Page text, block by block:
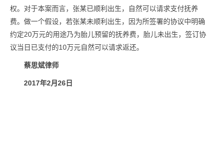
权。对于本案而言，张某已顺利出生，自然可以请求支付抚养
费。做一个假设，若张某未顺利出生，因为所签署的协议中明确
约定20万元的用途乃为胎儿预留的抚养费，胎儿未出生，签订协
议当日已支付的10万元自然可以请求返还。
蔡思斌律师
2017年2月26 日